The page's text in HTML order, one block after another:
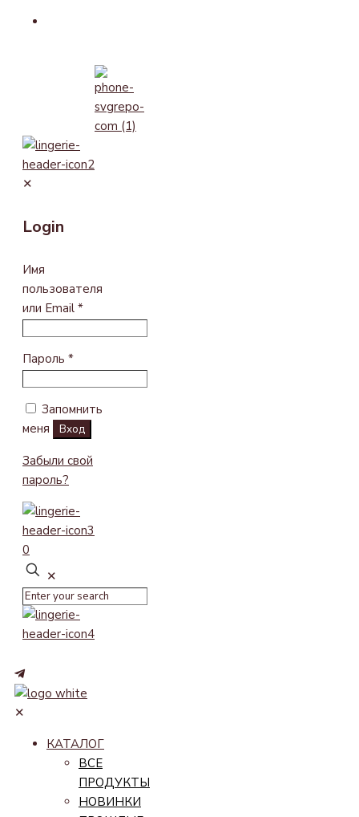
✕
Login
Имя
пользователя
или Email *
Пароль *
Запомнить
меня
Вход
Забыли свой
пароль?
0
✕
✕
КАТАЛОГ
ВСЕ
ПРОДУКТЫ
НОВИНКИ